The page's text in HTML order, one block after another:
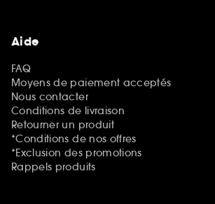
Aide
FAQ
Moyens de paiement acceptés
Nous contacter
Conditions de livraison
Retourner un produit
*Conditions de nos offres
*Exclusion des promotions
Rappels produits